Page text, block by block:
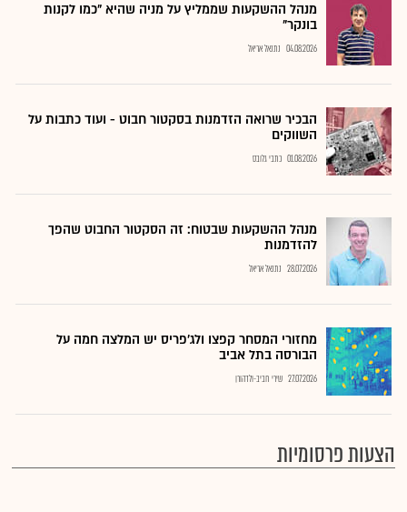
מנהל ההשקעות שממליץ על מניה שהיא "כמו לקנות
בונקר"
04.08.2026 נתנאל אריאל
הבכיר שרואה הזדמנות בסקטור חבוט - ועוד כתבות על
השווקים
01.08.2026 כתבי גלובס
מנהל ההשקעות שבטוח: זה הסקטור החבוט שהפך
להזדמנות
28.07.2026 נתנאל אריאל
מחזורי המסחר קפצו ולג'פריס יש המלצה חמה על
הבורסה בתל אביב
27.07.2026 שירי חביב-ולדהורן
הצעות פרסומיות